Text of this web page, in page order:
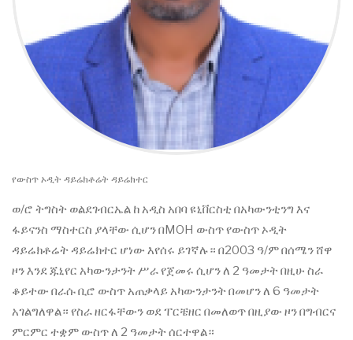
የውስጥ ኦዲት ዳይሬክቶሬት ዳይሬክተር
ወ/ሮ ትግስት ወልደገብርኤል ከ አዲስ አበባ ዩኒቨርስቲ በአካውንቲንግ እና
ፋይናንስ ማስተርስ ያላቸው ሲሆን በMOH ውስጥ የውስጥ ኦዲት
ዳይሬክቶሬት ዳይሬክተር ሆነው እየሰሩ ይገኛሉ። በ2003 ዓ/ም በሰሜን ሸዋ
ዞን እንደ ጁኒየር አካውንታንት ሥራ የጀመሩ ሲሆን ለ 2 ዓመታት በዚሁ ስራ
ቆይተው በራሱ ቢሮ ውስጥ አጠቃላይ አካውንታንት በመሆን ለ 6 ዓመታት
አገልግለዋል። የስራ ዘርፋቸውን ወደ ፐርቼዘር በመለወጥ በዚያው ዞን በግብርና
ምርምር ተቋም ውስጥ ለ 2 ዓመታት ሰርተዋል።